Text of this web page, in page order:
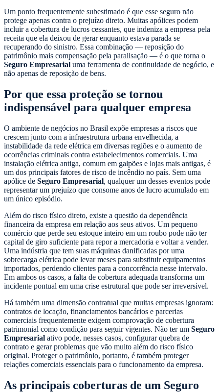
Um ponto frequentemente subestimado é que esse seguro não
protege apenas contra o prejuízo direto. Muitas apólices podem
incluir a cobertura de lucros cessantes, que indeniza a empresa pela
receita que ela deixou de gerar enquanto estava parada se
recuperando do sinistro. Essa combinação — reposição do
patrimônio mais compensação pela paralisação — é o que torna o
Seguro Empresarial uma ferramenta de continuidade de negócio, e
não apenas de reposição de bens.
Por que essa proteção se tornou
indispensável para qualquer empresa
O ambiente de negócios no Brasil expõe empresas a riscos que
crescem junto com a infraestrutura urbana envelhecida, a
instabilidade da rede elétrica em diversas regiões e o aumento de
ocorrências criminais contra estabelecimentos comerciais. Uma
instalação elétrica antiga, comum em galpões e lojas mais antigas, é
um dos principais fatores de risco de incêndio no país. Sem uma
apólice de Seguro Empresarial, qualquer um desses eventos pode
representar um prejuízo que consome anos de lucro acumulado em
um único episódio.
Além do risco físico direto, existe a questão da dependência
financeira da empresa em relação aos seus ativos. Um pequeno
comércio que perde seu estoque inteiro em um roubo pode não ter
capital de giro suficiente para repor a mercadoria e voltar a vender.
Uma indústria que tem suas máquinas danificadas por uma
sobrecarga elétrica pode levar meses para substituir equipamentos
importados, perdendo clientes para a concorrência nesse intervalo.
Em ambos os casos, a falta de cobertura adequada transforma um
incidente pontual em uma crise estrutural que pode ser irreversível.
Há também uma dimensão contratual que muitas empresas ignoram:
contratos de locação, financiamentos bancários e parcerias
comerciais frequentemente exigem comprovação de cobertura
patrimonial como condição para seguir vigentes. Não ter um Seguro
Empresarial ativo pode, nesses casos, configurar quebra de
contrato e gerar problemas que vão muito além do risco físico
original. Proteger o patrimônio, portanto, é também proteger
relações comerciais essenciais para o funcionamento da empresa.
As principais coberturas de um Seguro